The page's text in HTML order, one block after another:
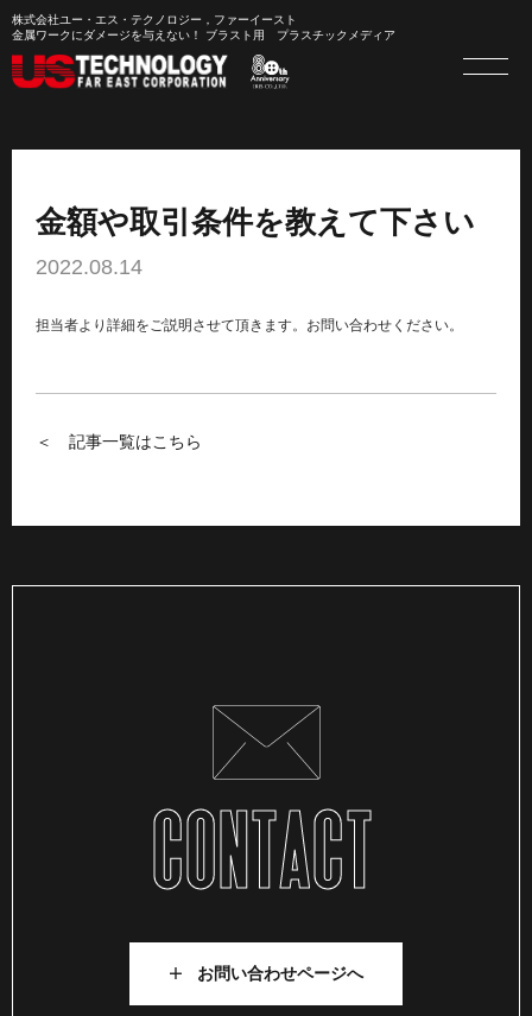
株式会社ユー・エス・テクノロジー，ファーイースト
金属ワークにダメージを与えない！ ブラスト用 プラスチックメディア
金額や取引条件を教えて下さい
2022.08.14
担当者より詳細をご説明させて頂きます。お問い合わせください。
＜ 記事一覧はこちら
CONTACT
お問い合わせページへ